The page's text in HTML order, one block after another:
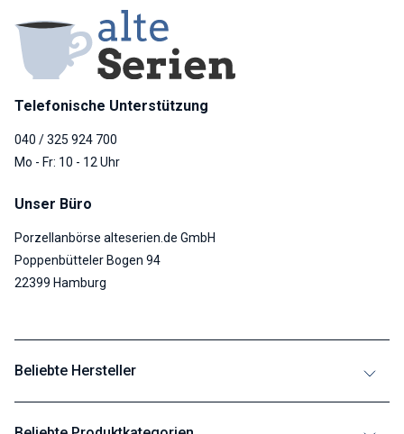
Telefonische Unterstützung
040 / 325 924 700
Mo - Fr: 10 - 12 Uhr
Unser Büro
Porzellanbörse alteserien.de GmbH
Poppenbütteler Bogen 94
22399 Hamburg
Beliebte Hersteller